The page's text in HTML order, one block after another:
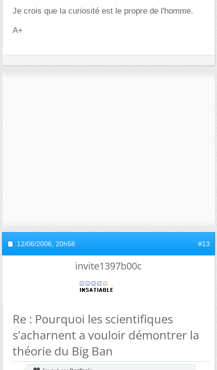
Je crois que la curiosité est le propre de l'homme.
A+
12/06/2006, 20h58 #13
invite1397b00c
Re : Pourquoi les scientifiques
s'acharnent a vouloir démontrer la
théorie du Big Ban